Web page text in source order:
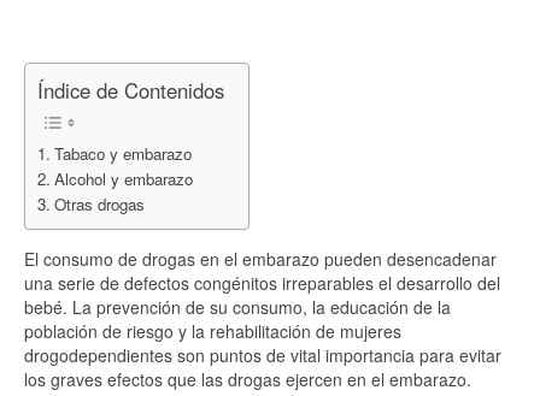
Índice de Contenidos
Tabaco y embarazo
Alcohol y embarazo
Otras drogas
El consumo de drogas en el embarazo pueden desencadenar
una serie de defectos congénitos irreparables el desarrollo del
bebé. La prevención de su consumo, la educación de la
población de riesgo y la rehabilitación de mujeres
drogodependientes son puntos de vital importancia para evitar
los graves efectos que las drogas ejercen en el embarazo.